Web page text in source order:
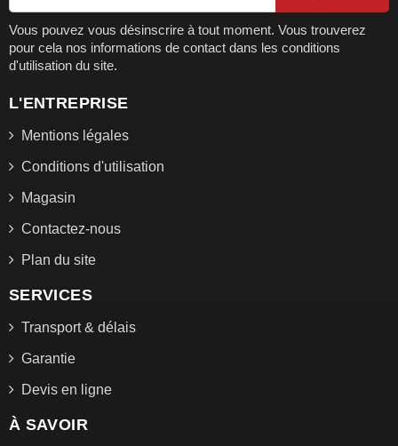
Vous pouvez vous désinscrire à tout moment. Vous trouverez
pour cela nos informations de contact dans les conditions
d'utilisation du site.
L'ENTREPRISE
Mentions légales
Conditions d'utilisation
Magasin
Contactez-nous
Plan du site
SERVICES
Transport & délais
Garantie
Devis en ligne
À SAVOIR